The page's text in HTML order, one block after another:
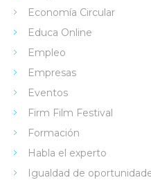
Economía Circular
Educa Online
Empleo
Empresas
Eventos
Firm Film Festival
Formación
Habla el experto
Igualdad de